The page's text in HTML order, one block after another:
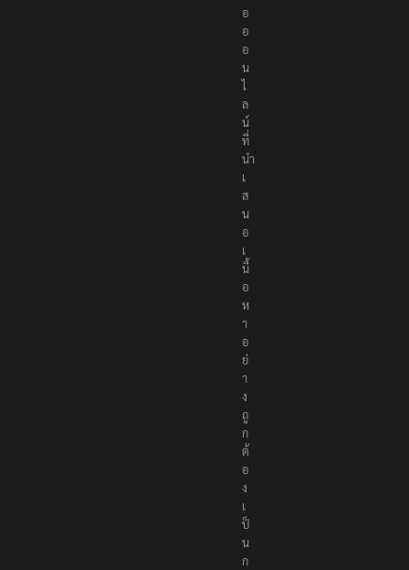
อ
อ
อ
น
ไ
ล
น์
ที่
นำ
เ
ส
น
อ
เ
นื้
อ
ห
า
อ
ย่
า
ง
ถู
ก
ต้
อ
ง
เ
ป็
น
ก